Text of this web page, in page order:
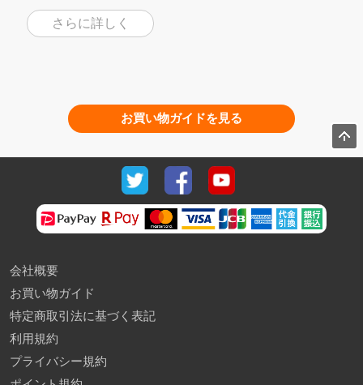
さらに詳しく
お買い物ガイドを見る
会社概要
お買い物ガイド
特定商取引法に基づく表記
利用規約
プライバシー規約